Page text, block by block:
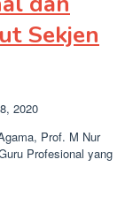
Sekjen
2020
Prof. M Nur
Profesional yang